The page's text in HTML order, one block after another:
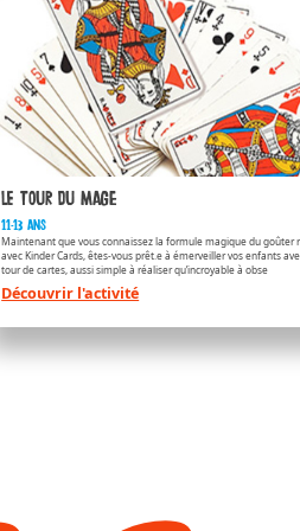
APPLAYDU &
/fr/fr/applaydu-friends
Le tour du mage
11-13 ans
Maintenant que vous connaissez la formule magique du goûter
avec Kinder Cards, êtes-vous prêt.e à émerveiller vos enfants
tour de cartes, aussi simple à réaliser qu’incroyable à obse
Découvrir l'activité